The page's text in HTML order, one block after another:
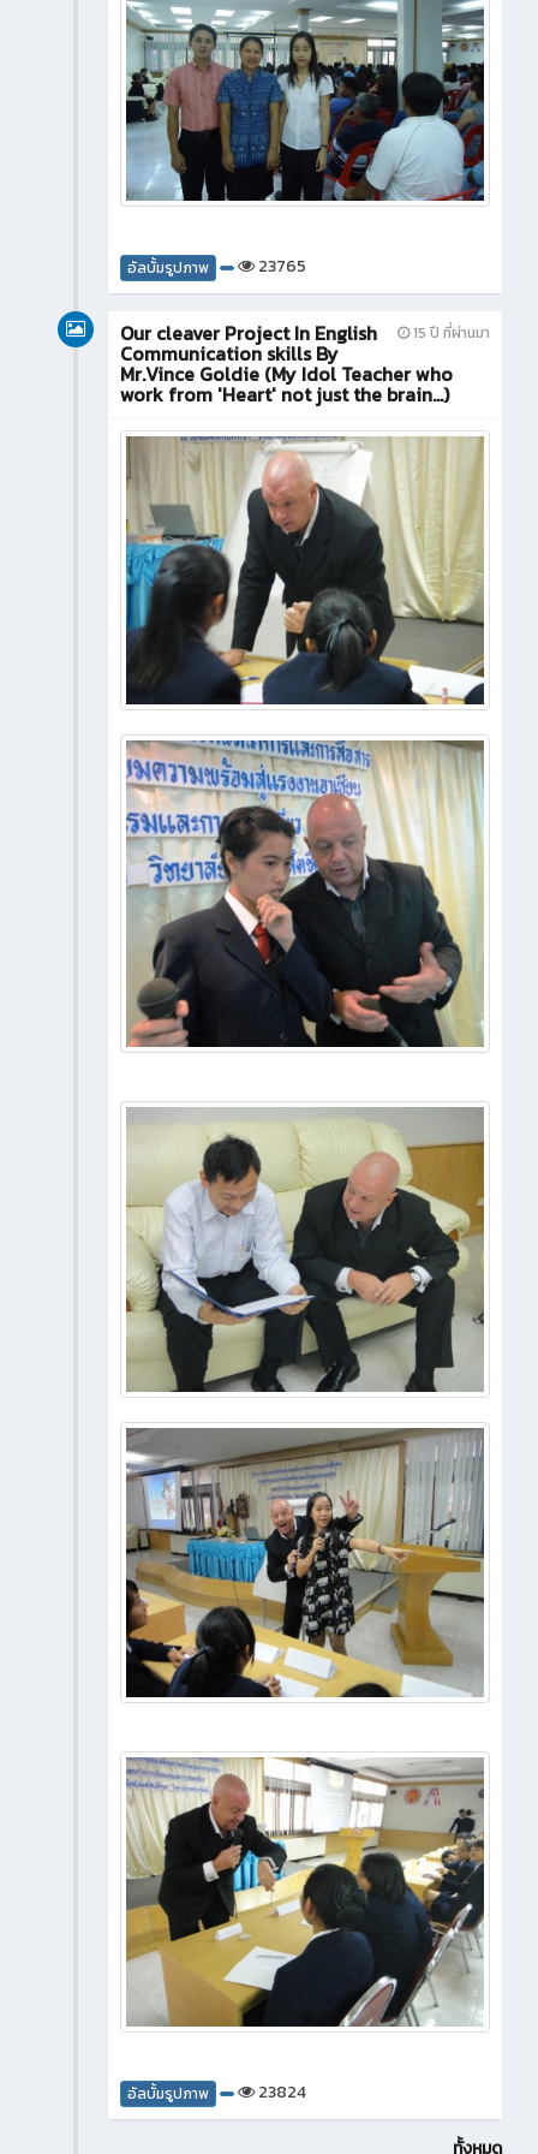
อัลบั้มรูปภาพ 23765
15 ปี ที่ผ่านมา
Our cleaver Project In English
Communication skills By
Mr.Vince Goldie (My Idol Teacher who
work from 'Heart' not just the brain...)
อัลบั้มรูปภาพ 23824
ทั้งหมด